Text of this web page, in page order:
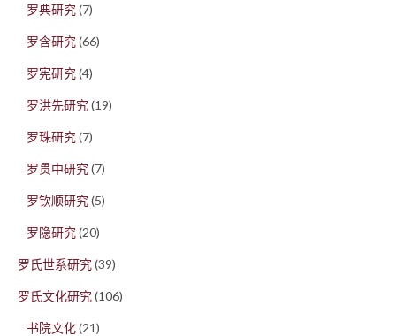
罗典研究(7)
罗含研究(66)
罗宪研究(4)
罗洪先研究(19)
罗珠研究(7)
罗贯中研究(7)
罗钦顺研究(5)
罗隐研究(20)
罗氏世系研究(39)
罗氏文化研究(106)
书院文化(21)